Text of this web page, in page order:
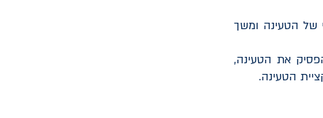
של הטעינה ומשך
את הטעינה,
הטעינה.